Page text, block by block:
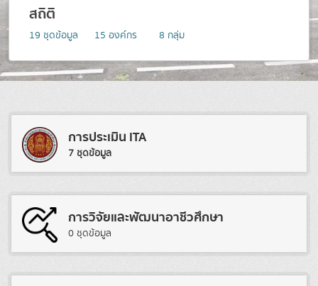
สถิติ
19 ชุดข้อมูล 15 องค์กร 8 กลุ่ม
การประเมิน ITA
7 ชุดข้อมูล
การวิจัยและพัฒนาอาชีวศึกษา
0 ชุดข้อมูล